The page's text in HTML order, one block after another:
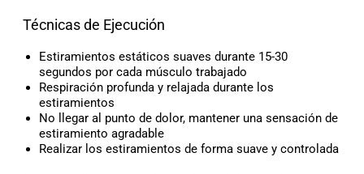
Técnicas de Ejecución
Estiramientos estáticos suaves durante 15-30
segundos por cada músculo trabajado
Respiración profunda y relajada durante los
estiramientos
No llegar al punto de dolor, mantener una sensación de
estiramiento agradable
Realizar los estiramientos de forma suave y controlada